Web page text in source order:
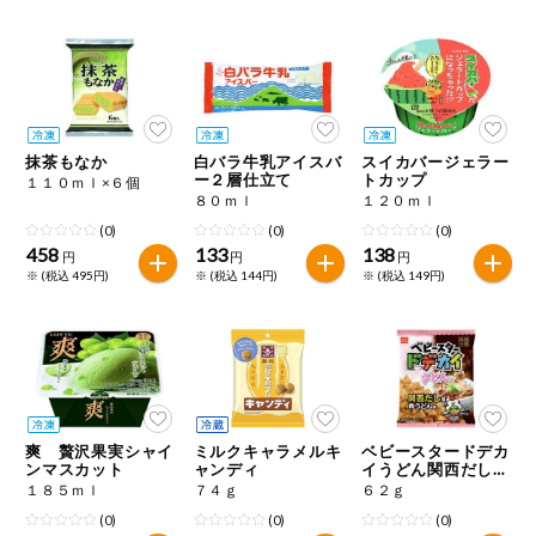
推しコープ
年間登録米
抹茶もなか
１１０ｍｌ×６個
(0)
458 円
※ (税込 495円)
白バラ牛乳アイスバ
ー２層仕立て
８０ｍｌ
(0)
133 円
※ (税込 144円)
スイカバージェラー
トカップ
１２０ｍｌ
(0)
138 円
※ (税込 149円)
爽 贅沢果実シャイ
ンマスカット
１８５ｍｌ
(0)
ミルクキャラメルキ
ャンディ
７４ｇ
(0)
ベビースタードデカ
イうどん関西だし風
肉うどん味
６２ｇ
(0)